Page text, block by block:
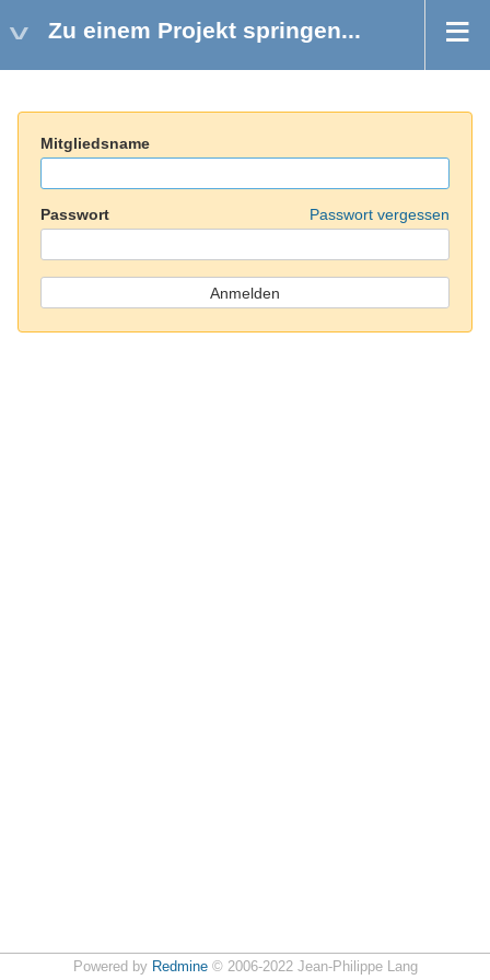
Zu einem Projekt springen...
Mitgliedsname
Passwort Passwort vergessen
Powered by Redmine© 2006-2022 Jean-Philippe Lang